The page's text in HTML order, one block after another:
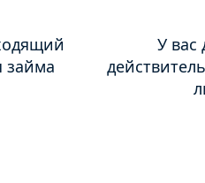
займа
У вас